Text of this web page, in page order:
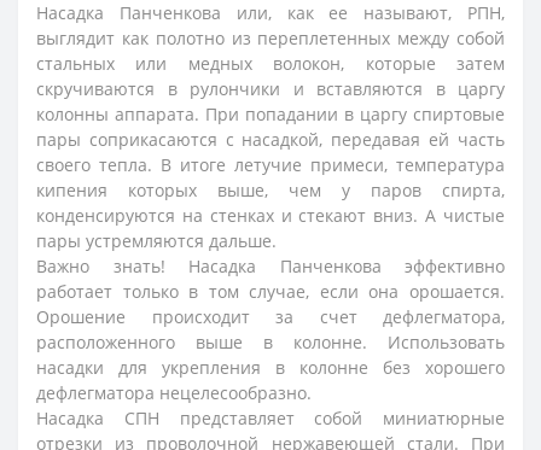
Насадка Панченкова или, как ее называют, РПН,
выглядит как полотно из переплетенных между собой
стальных или медных волокон, которые затем
скручиваются в рулончики и вставляются в царгу
колонны аппарата. При попадании в царгу спиртовые
пары соприкасаются с насадкой, передавая ей часть
своего тепла. В итоге летучие примеси, температура
кипения которых выше, чем у паров спирта,
конденсируются на стенках и стекают вниз. А чистые
пары устремляются дальше.
Важно знать! Насадка Панченкова эффективно
работает только в том случае, если она орошается.
Орошение происходит за счет дефлегматора,
расположенного выше в колонне. Использовать
насадки для укрепления в колонне без хорошего
дефлегматора нецелесообразно.
Насадка СПН представляет собой миниатюрные
отрезки из проволочной нержавеющей стали. При